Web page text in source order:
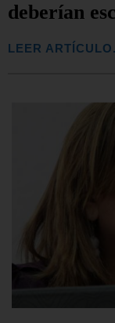
deberían
LEER